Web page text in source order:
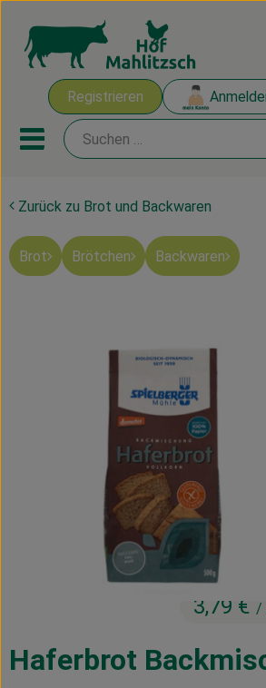
Registrieren
Mobiles Menu
Ökokisten
Mahlitzscher Produkte
Vorratskammer
Haus, Garten & Co.
Lieferservice
Zurück zu Brot und Backwaren
Brot Brötchen Backwaren
Haferbrot
3,79 € /